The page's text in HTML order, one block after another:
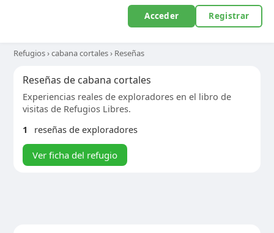
Acceder Registrar
Refugios›cabana cortales› Reseñas
Reseñas de cabana cortales
Experiencias reales de exploradores en el libro de
visitas de Refugios Libres.
1
reseñas de exploradores
Ver ficha del refugio